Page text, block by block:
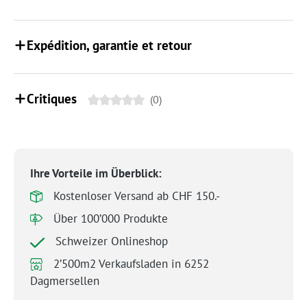
Expédition, garantie et retour
Critiques (0)
Ihre Vorteile im Überblick:
Kostenloser Versand ab CHF 150.-
Über 100’000 Produkte
Schweizer Onlineshop
2’500m2 Verkaufsladen in 6252
Dagmersellen